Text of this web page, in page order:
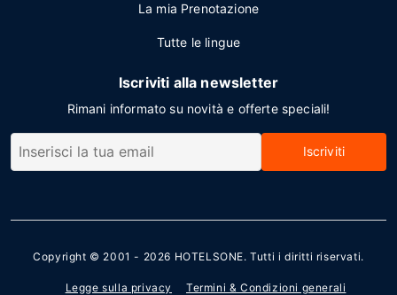
La mia Prenotazione
Tutte le lingue
Iscriviti alla newsletter
Rimani informato su novità e offerte speciali!
Iscriviti
Copyright © 2001 - 2026 HOTELSONE. Tutti i diritti riservati.
Legge sulla privacy Termini & Condizioni generali